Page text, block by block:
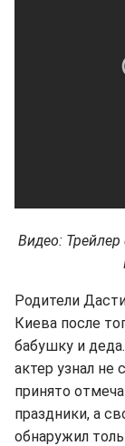
Видео:
Родители
Киева после
бабушку и
актер узнал не
принято
праздники, а
обнаружил